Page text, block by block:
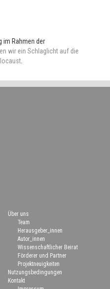
im Rahmen der
wir ein Schlaglicht auf die
Über uns
Team
Herausgeber_innen
Autor_innen
Wissenschaftlicher Beirat
Förderer und Partner
Projektneuigkeiten
Nutzungsbedingungen
Kontakt